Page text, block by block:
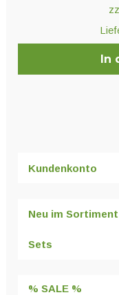
In
Kundenkonto
Neu im Sortiment
Sets
% SALE %